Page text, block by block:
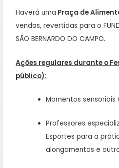
Haverá uma Praça de
vendas, revertidas para o
SÃO BERNARDO DO CAMPO.
Ações regulares durante o
público):
Momentos
Professores
Esportes para a
alongamentos e